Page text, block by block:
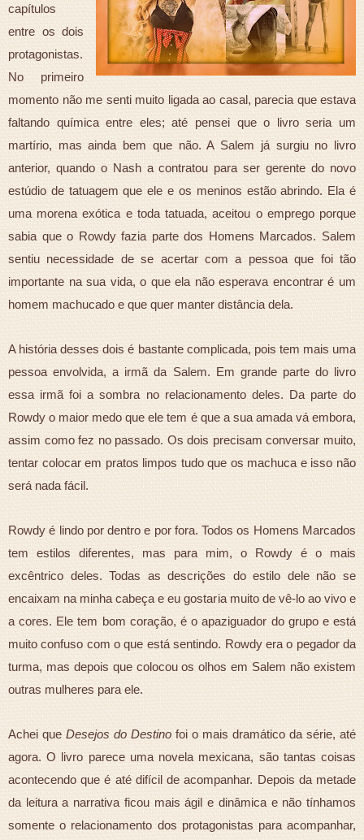
capítulos
entre os dois
protagonistas.
No primeiro
momento não me senti muito ligada ao casal, parecia que estava
faltando química entre eles; até pensei que o livro seria um
martírio, mas ainda bem que não. A Salem já surgiu no livro
anterior, quando o Nash a contratou para ser gerente do novo
estúdio de tatuagem que ele e os meninos estão abrindo. Ela é
uma morena exótica e toda tatuada, aceitou o emprego porque
sabia que o Rowdy fazia parte dos Homens Marcados. Salem
sentiu necessidade de se acertar com a pessoa que foi tão
importante na sua vida, o que ela não esperava encontrar é um
homem machucado e que quer manter distância dela.
A história desses dois é bastante complicada, pois tem mais uma
pessoa envolvida, a irmã da Salem. Em grande parte do livro
essa irmã foi a sombra no relacionamento deles. Da parte do
Rowdy o maior medo que ele tem é que a sua amada vá embora,
assim como fez no passado. Os dois precisam conversar muito,
tentar colocar em pratos limpos tudo que os machuca e isso não
será nada fácil.
Rowdy é lindo por dentro e por fora. Todos os Homens Marcados
tem estilos diferentes, mas para mim, o Rowdy é o mais
excêntrico deles. Todas as descrições do estilo dele não se
encaixam na minha cabeça e eu gostaria muito de vê-lo ao vivo e
a cores. Ele tem bom coração, é o apaziguador do grupo e está
muito confuso com o que está sentindo. Rowdy era o pegador da
turma, mas depois que colocou os olhos em Salem não existem
outras mulheres para ele.
Achei que Desejos do Destino foi o mais dramático da série, até
agora. O livro parece uma novela mexicana, são tantas coisas
acontecendo que é até difícil de acompanhar. Depois da metade
da leitura a narrativa ficou mais ágil e dinâmica e não tínhamos
somente o relacionamento dos protagonistas para acompanhar,